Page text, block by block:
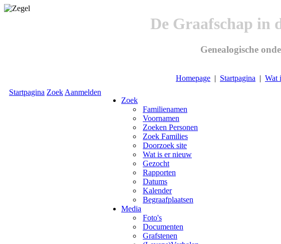
De Graafschap in
Genealogische
Homepage | Startpagina | Wat
Startpagina Zoek Aanmelden
Zoek
Familienamen
Voornamen
Zoeken Personen
Zoek Families
Doorzoek site
Wat is er nieuw
Gezocht
Rapporten
Datums
Kalender
Begraafplaatsen
Media
Foto's
Documenten
Grafstenen